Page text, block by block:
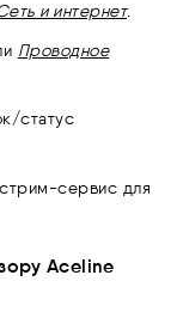
и интернет.
Проводное
статус
сервис для
Aceline